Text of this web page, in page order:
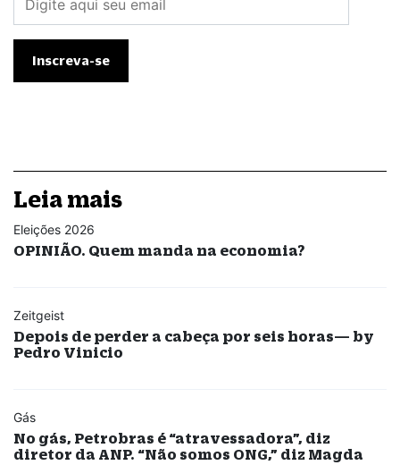
Leia mais
Eleições 2026
OPINIÃO. Quem manda na economia?
Zeitgeist
Depois de perder a cabeça por seis horas— by
Pedro Vinicio
Gás
No gás, Petrobras é “atravessadora”, diz
diretor da ANP. “Não somos ONG,” diz Magda